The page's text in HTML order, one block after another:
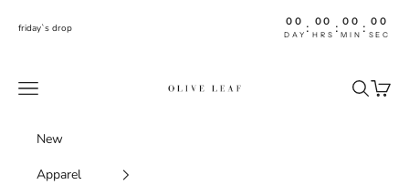
friday`s drop 00
DAY : 00
HRS : 00
MIN : 00
SEC
Navigation menu Search
Cart
New
Apparel